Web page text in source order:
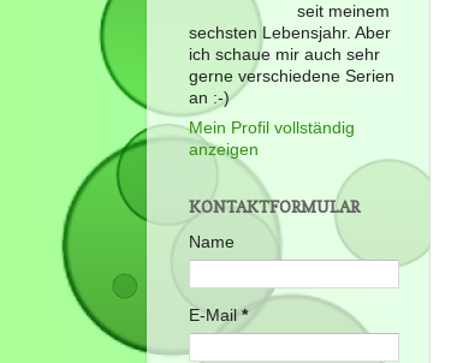
seit meinem
sechsten Lebensjahr. Aber
ich schaue mir auch sehr
gerne verschiedene Serien
an :-)
Mein Profil vollständig
anzeigen
KONTAKTFORMULAR
Name
E-Mail *